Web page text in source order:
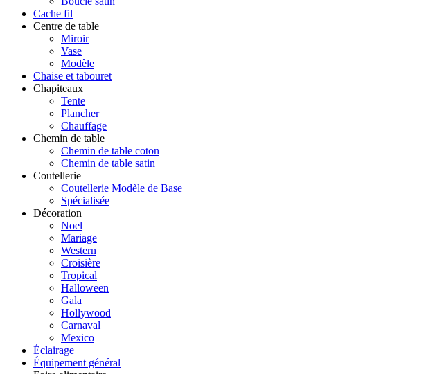
Cache fil
Centre de table
Miroir
Vase
Modèle
Chaise et tabouret
Chapiteaux
Tente
Plancher
Chauffage
Chemin de table
Chemin de table coton
Chemin de table satin
Coutellerie
Coutellerie Modèle de Base
Spécialisée
Décoration
Noel
Mariage
Western
Croisière
Tropical
Halloween
Gala
Hollywood
Carnaval
Mexico
Éclairage
Équipement général